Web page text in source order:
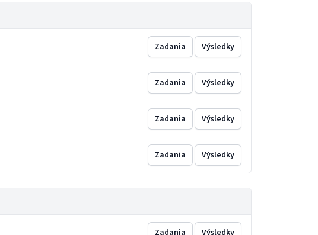
Zadania Výsledky
Zadania Výsledky
Zadania Výsledky
Zadania Výsledky
Zadania Výsledky